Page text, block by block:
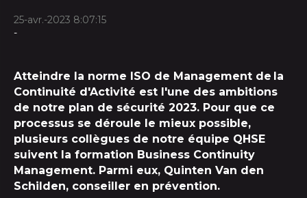
25-avr.-2023 8:07:15
-
Atteindre la norme ISO de Management de la
Continuité d'Activité est l'une des ambitions
de notre plan de sécurité 2023. Pour que ce
processus se déroule le mieux possible,
plusieurs collègues de notre équipe QHSE
suivent la formation Business Continuity
Management. Parmi eux, Quinten Van den
Schilden, conseiller en prévention.